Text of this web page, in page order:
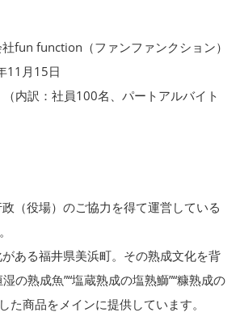
function（ファンファンクション）
月15日
内訳：社員100名、パートアルバイト
（役場）のご協力を得て運営している
がある福井県美浜町。その熟成文化を背
の熟成魚”“塩蔵熟成の塩熟鰤”“糠熟成の
た商品をメインに提供しています。